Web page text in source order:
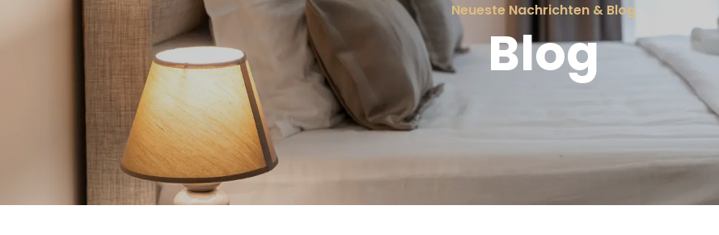
Neueste Nachrichten & Blog
Blog